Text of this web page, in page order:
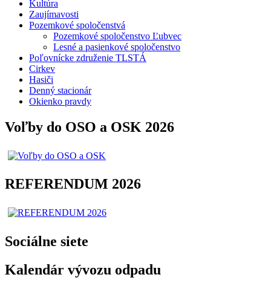
Kultúra
Zaujímavosti
Pozemkové spoločenstvá
Pozemkové spoločenstvo Ľubvec
Lesné a pasienkové spoločenstvo
Poľovnícke združenie TLSTÁ
Cirkev
Hasiči
Denný stacionár
Okienko pravdy
Voľby do OSO a OSK 2026
REFERENDUM 2026
Sociálne siete
Kalendár vývozu odpadu